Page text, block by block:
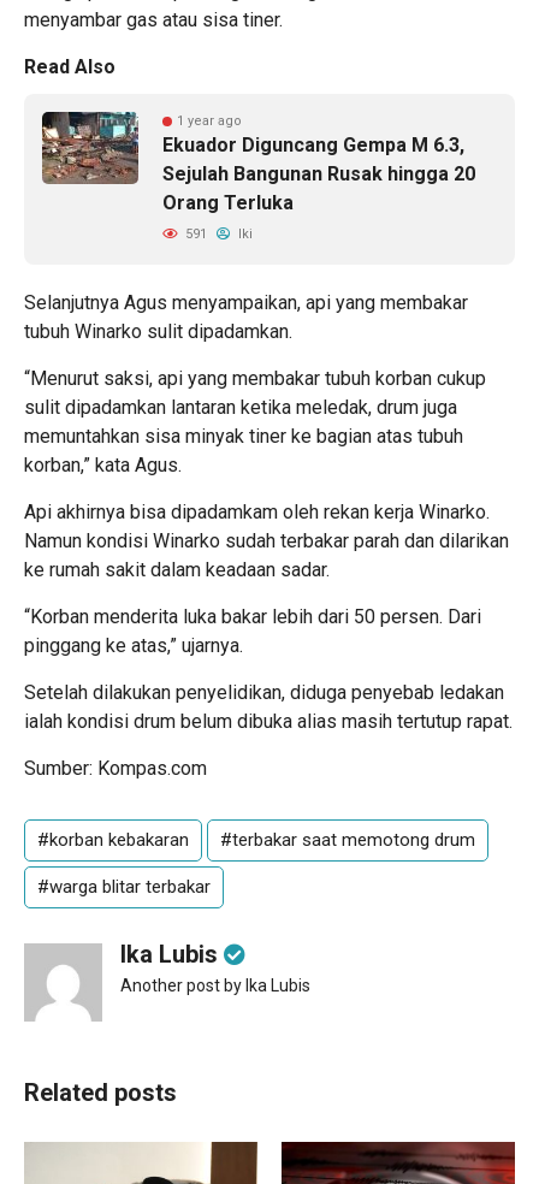
menyambar gas atau sisa tiner.
Read Also
1 year ago
Ekuador Diguncang Gempa M 6.3,
Sejulah Bangunan Rusak hingga 20
Orang Terluka
591 Iki
Selanjutnya Agus menyampaikan, api yang membakar
tubuh Winarko sulit dipadamkan.
“Menurut saksi, api yang membakar tubuh korban cukup
sulit dipadamkan lantaran ketika meledak, drum juga
memuntahkan sisa minyak tiner ke bagian atas tubuh
korban,” kata Agus.
Api akhirnya bisa dipadamkam oleh rekan kerja Winarko.
Namun kondisi Winarko sudah terbakar parah dan dilarikan
ke rumah sakit dalam keadaan sadar.
“Korban menderita luka bakar lebih dari 50 persen. Dari
pinggang ke atas,” ujarnya.
Setelah dilakukan penyelidikan, diduga penyebab ledakan
ialah kondisi drum belum dibuka alias masih tertutup rapat.
Sumber: Kompas.com
#korban kebakaran #terbakar saat memotong drum
#warga blitar terbakar
Ika Lubis
Another post by Ika Lubis
Related posts